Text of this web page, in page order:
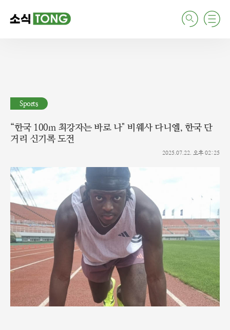
검
주
Sports
“한국 100m 최강자는 바로 나" 비웨사 다니엘, 한국 단
거리 신기록 도전
2025.07.22. 오후 02:25